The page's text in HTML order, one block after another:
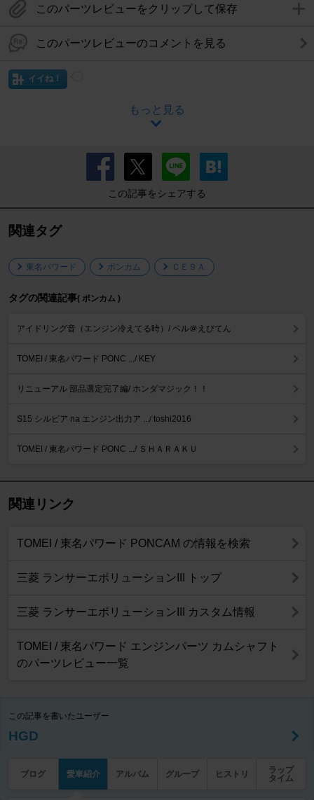
このパーツレビューをクリップして保存
このパーツレビューのコメントを見る
イイね！
もっと見る
この記事をシェアする
関連タグ
東名パワード ポンカム ＣＥ９Ａ
タグの関連記事( ポンカム )
アイドリング音（エンジン冷えてる時）/ ベル＠えびてん
TOMEI / 東名パワード PONC .../ KEY
リニューアル 部品選定完了編/ ホンダマジック！！
S15 シルビア na エンジン出力ア .../ toshi2016
TOMEI / 東名パワード PONC .../ ＳＨＡＲＡＫＵ
関連リンク
TOMEI / 東名パワード PONCAM の情報を検索
三菱 ランサーエボリューションIII トップ
三菱 ランサーエボリューションIII カスタム情報
TOMEI / 東名パワード エンジンパーツ カムシャフト
のパーツレビュー一覧
この記事を書いたユーザー
HGD
ブログ 愛車紹介 アルバム グループ ヒストリ
ラップ
タイム